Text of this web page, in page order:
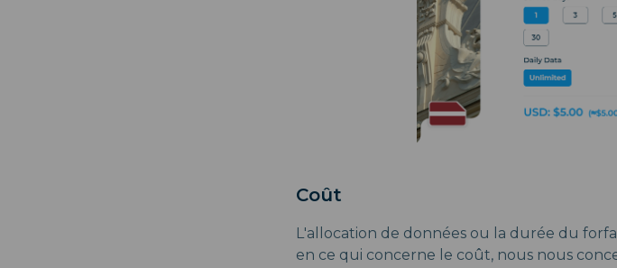
Coût
L'allocation de données ou la durée du
en ce qui concerne le coût, nous nous